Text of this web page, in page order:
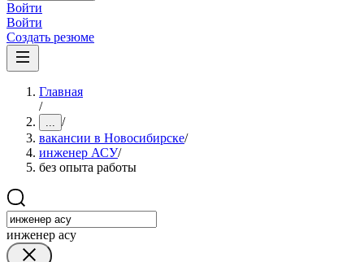
Войти
Войти
Создать резюме
Главная
/
... /
вакансии в Новосибирске/
инженер АСУ/
без опыта работы
инженер асу